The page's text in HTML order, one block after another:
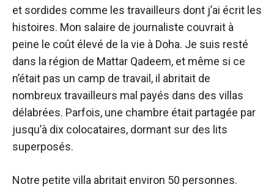
et sordides comme les travailleurs dont j’ai écrit les
histoires. Mon salaire de journaliste couvrait à
peine le coût élevé de la vie à Doha. Je suis resté
dans la région de Mattar Qadeem, et même si ce
n’était pas un camp de travail, il abritait de
nombreux travailleurs mal payés dans des villas
délabrées. Parfois, une chambre était partagée par
jusqu’à dix colocataires, dormant sur des lits
superposés.
Notre petite villa abritait environ 50 personnes.